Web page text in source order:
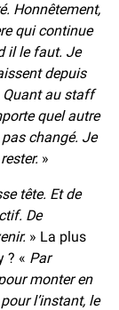
Honnêtement,
qui continue
il le faut. Je
depuis
Quant au staff
quel autre
pas changé. Je
»
tête. Et de
De
» La plus
? « Par
monter en
l’instant, le